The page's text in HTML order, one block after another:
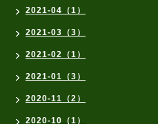
2021-04（1）
2021-03（3）
2021-02（1）
2021-01（3）
2020-11（2）
2020-10（1）